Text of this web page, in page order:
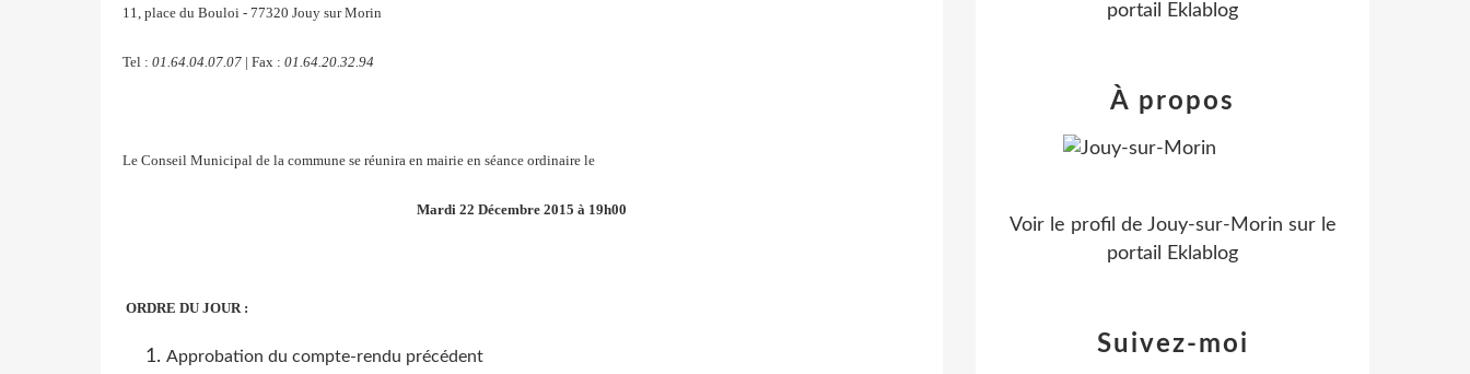
11, place du Bouloi - 77320 Jouy sur Morin
Tel : 01.64.04.07.07 | Fax : 01.64.20.32.94
Le Conseil Municipal de la commune se réunira en mairie en séance ordinaire le
Mardi 22 Décembre 2015 à 19h00
ORDRE DU JOUR :
Approbation du compte-rendu précédent
portail Eklablog
Suivez-moi
À propos
Voir le profil de Jouy-sur-Morin sur le
portail Eklablog